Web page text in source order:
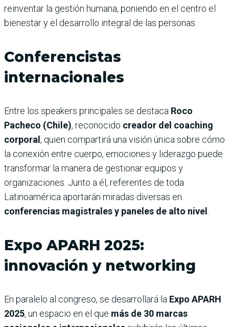
reinventar la gestión humana, poniendo en el centro el
bienestar y el desarrollo integral de las personas.
Conferencistas
internacionales
Entre los speakers principales se destaca Roco
Pacheco (Chile), reconocido creador del coaching
corporal , quien compartirá una visión única sobre cómo
la conexión entre cuerpo, emociones y liderazgo puede
transformar la manera de gestionar equipos y
organizaciones. Junto a él, referentes de toda
Latinoamérica aportarán miradas diversas en
conferencias magistrales y paneles de alto nivel
Expo APARH 2025:
innovación y networking
En paralelo al congreso, se desarrollará la Expo APARH
2025, un espacio en el que más de 30 marcas